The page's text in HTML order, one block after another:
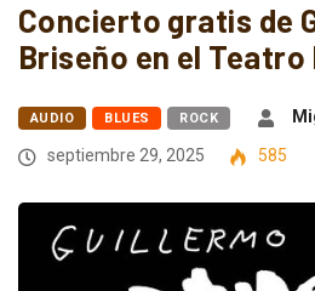
Concierto gratis de
Briseño en el
AUDIO BLUES ROCK
septiembre 29, 2025
585